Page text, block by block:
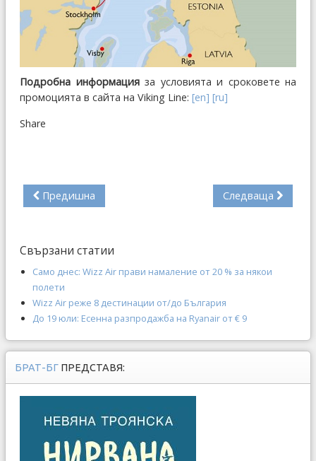
Подробна информацияза условията и сроковете на
промоцията в сайта на Viking Line: [en] [ru]
Share
Предишна Следваща
Свързани статии
Само днес: Wizz Air прави намаление от 20 % за някои
полети
Wizz Air реже 8 дестинации от/до България
До 19 юли: Есенна разпродажба на Ryanair от € 9
БРАТ-БГ ПРЕДСТАВЯ: